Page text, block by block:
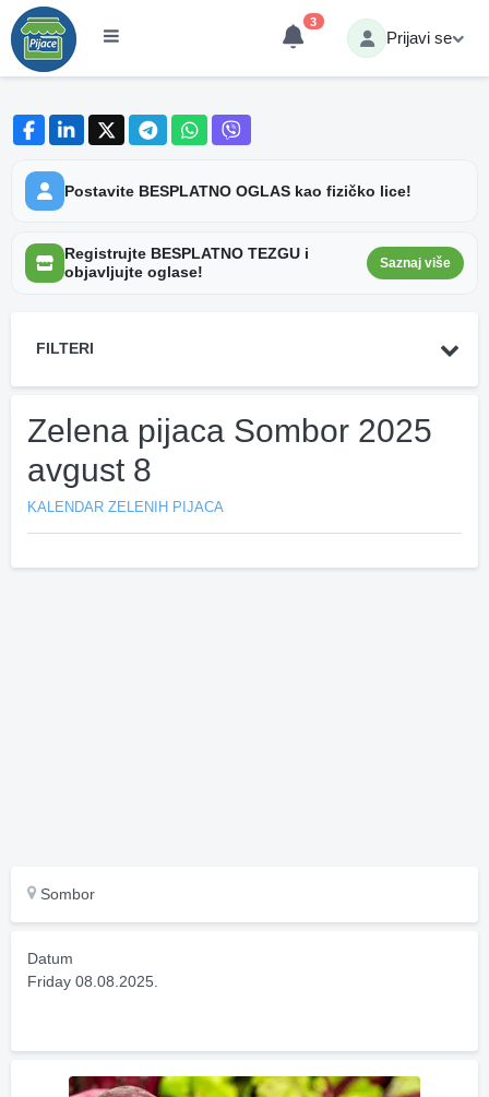
3
Prijavi se
Postavite BESPLATNO OGLAS kao fizičko lice!
Registrujte BESPLATNO TEZGU i
objavljujte oglase!
Saznaj više
FILTERI
Zelena pijaca Sombor 2025
avgust 8
KALENDAR ZELENIH PIJACA
Sombor
Datum
Friday 08.08.2025.